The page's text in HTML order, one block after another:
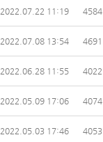
2022.07.22 11:19 4584
2022.07.08 13:54 4691
2022.06.28 11:55 4022
2022.05.09 17:06 4074
2022.05.03 17:46 4053